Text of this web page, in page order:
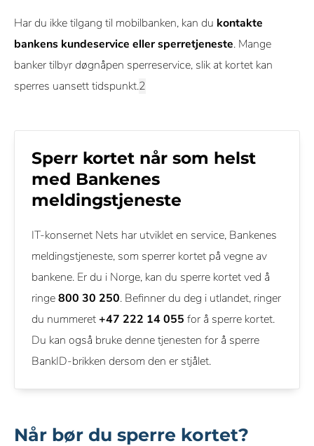
Har du ikke tilgang til mobilbanken, kan du kontakte
bankens kundeservice eller sperretjeneste. Mange
banker tilbyr døgnåpen sperreservice, slik at kortet kan
sperres uansett tidspunkt.
Sperr kortet når som helst
med Bankenes
meldingstjeneste
IT-konsernet Nets har utviklet en service, Bankenes
meldingstjeneste, som sperrer kortet på vegne av
bankene. Er du i Norge, kan du sperre kortet ved å
ringe800 30 250. Befinner du deg i utlandet, ringer
du nummeret+47 222 14 055 for å sperre kortet.
Du kan også bruke denne tjenesten for å sperre
BankID-brikken dersom den er stjålet.
Når bør du sperre kortet?